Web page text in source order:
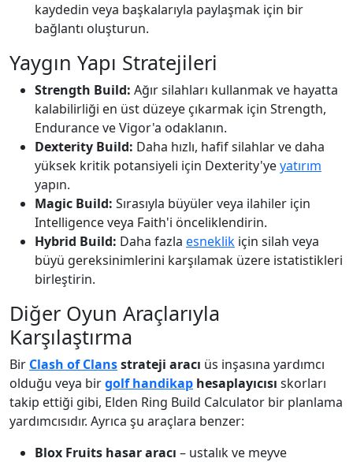
kaydedin veya başkalarıyla paylaşmak için bir
bağlantı oluşturun.
Yaygın Yapı Stratejileri
Strength Build: Ağır silahları kullanmak ve hayatta
kalabilirliği en üst düzeye çıkarmak için Strength,
Endurance ve Vigor'a odaklanın.
Dexterity Build: Daha hızlı, hafif silahlar ve daha
yüksek kritik potansiyeli için Dexterity'yeyatırım
yapın.
Magic Build: Sırasıyla büyüler veya ilahiler için
Intelligence veya Faith'i önceliklendirin.
Hybrid Build: Daha fazla esneklik için silah veya
büyü gereksinimlerini karşılamak üzere istatistikleri
birleştirin.
Diğer Oyun Araçlarıyla
Karşılaştırma
Bir Clash of Clansstrateji aracı üs inşasına yardımcı
olduğu veya birgolf handikap hesaplayıcısı skorları
takip ettiği gibi, Elden Ring Build Calculator bir planlama
yardımcısıdır. Ayrıca şu araçlara benzer:
Blox Fruits hasar aracı – ustalık ve meyve